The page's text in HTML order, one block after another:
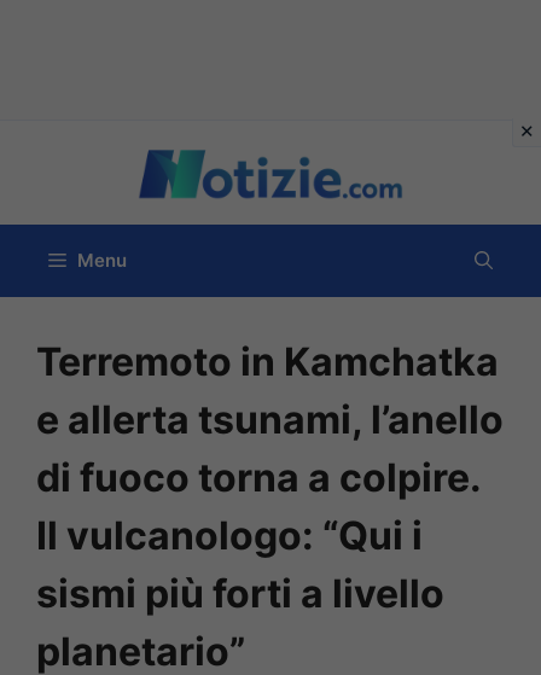
contenuto
Menu
Terremoto in Kamchatka
e allerta tsunami, l’anello
di fuoco torna a colpire.
Il vulcanologo: “Qui i
sismi più forti a livello
planetario”